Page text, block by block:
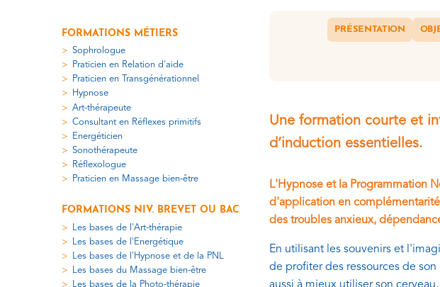
FORMATIONS MÉTIERS
Sophrologue
Praticien en Relation d'aide
Praticien en Transgénérationnel
Hypnose
Art-thérapeute
Consultant en Réflexes primitifs
Energéticien
Sonothérapeute
Réflexologue
Praticien en Massage bien-être
FORMATIONS NIV. BREVET OU BAC
Les bases de l'Art-thérapie
Les bases de l'Energétique
Les bases de l'Hypnose et de la PNL
Les bases du Massage bien-être
Les bases de la Photo-thérapie
PRÉSENTATION
Une formation courte et
d’induction essentielles.
L'Hypnose et la Programmation
d'application en
des troubles anxieux,
En utilisant les souvenirs et
de profiter des ressources de
aussi à mieux utiliser son